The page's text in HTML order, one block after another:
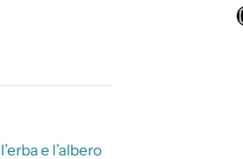
e l’albero